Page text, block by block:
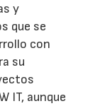
y
que se
con
su
IT, aunque